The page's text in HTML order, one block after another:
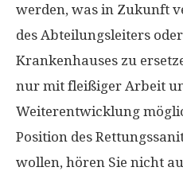
werden, was in Zukunft
des Abteilungsleiters
Krankenhauses zu
nur mit fleißiger Arbeit
Weiterentwicklung
Position des
wollen, hören Sie nicht